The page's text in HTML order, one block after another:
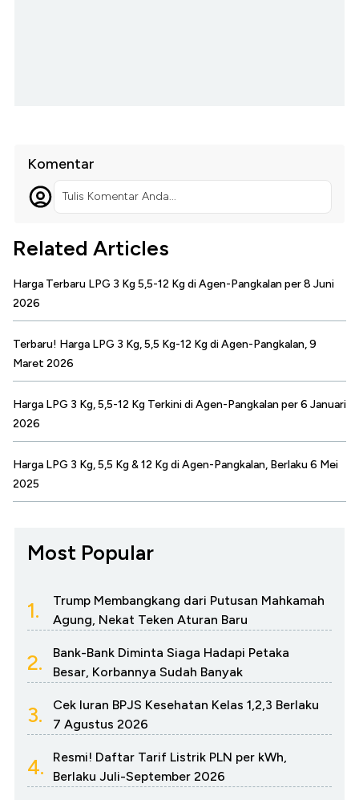
Komentar
Tulis Komentar Anda...
Related Articles
Harga Terbaru LPG 3 Kg 5,5-12 Kg di Agen-Pangkalan per 8 Juni
2026
Terbaru! Harga LPG 3 Kg, 5,5 Kg-12 Kg di Agen-Pangkalan, 9
Maret 2026
Harga LPG 3 Kg, 5,5-12 Kg Terkini di Agen-Pangkalan per 6 Januari
2026
Harga LPG 3 Kg, 5,5 Kg & 12 Kg di Agen-Pangkalan, Berlaku 6 Mei
2025
Most Popular
1.
Trump Membangkang dari Putusan Mahkamah
Agung, Nekat Teken Aturan Baru
2.
Bank-Bank Diminta Siaga Hadapi Petaka
Besar, Korbannya Sudah Banyak
3.
Cek Iuran BPJS Kesehatan Kelas 1,2,3 Berlaku
7 Agustus 2026
4.
Resmi! Daftar Tarif Listrik PLN per kWh,
Berlaku Juli-September 2026